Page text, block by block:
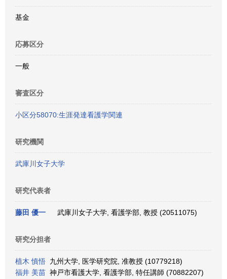
基金
応募区分
一般
審査区分
小区分58070:生涯発達看護学関連
研究機関
武庫川女子大学
研究代表者
藤田 優一 武庫川女子大学, 看護学部, 教授 (20511075)
研究分担者
植木 慎悟 九州大学, 医学研究院, 准教授 (10779218)
福井 美苗 神戸市看護大学, 看護学部, 特任講師 (70882207)